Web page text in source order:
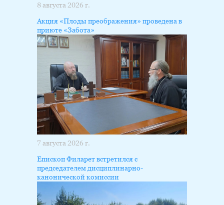
8 августа 2026 г.
Акция «Плоды преображения» проведена в
приюте «Забота»
7 августа 2026 г.
Епископ Филарет встретился с
председателем дисциплинарно-
канонической комиссии